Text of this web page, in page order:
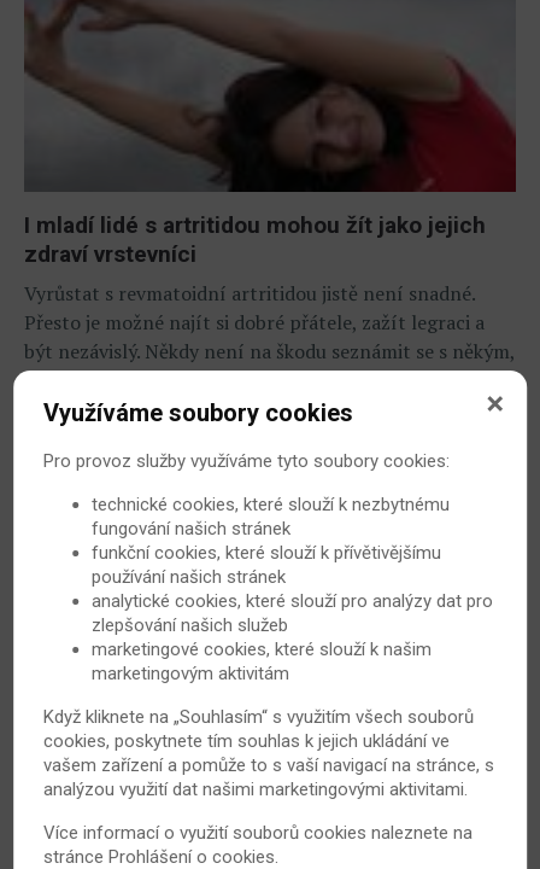
I mladí lidé s artritidou mohou žít jako jejich
zdraví vrstevníci
Vyrůstat s revmatoidní artritidou jistě není snadné.
Přesto je možné najít si dobré přátele, zažít legraci a
být nezávislý. Někdy není na škodu seznámit se s někým,
kdo žije se stejnou diagnózou, a potýká se tedy s
podobnými problémy. Přinášíme tipy, jak snáze bojovat
8. 1. 2011 Revmatoidní artritida
Správný řez aneb Když artritidu pomáhá léčit
chirurg
Základem léčby revmatoidní artritidy je bezesporu
Využíváme soubory cookies
Pro provoz služby využíváme tyto soubory cookies:
technické cookies, které slouží k nezbytnému
fungování našich stránek
funkční cookies, které slouží k přívětivějšímu
používání našich stránek
analytické cookies, které slouží pro analýzy dat pro
zlepšování našich služeb
marketingové cookies, které slouží k našim
marketingovým aktivitám
Když kliknete na „Souhlasím“ s využitím všech souborů
cookies, poskytnete tím souhlas k jejich ukládání ve
vašem zařízení a pomůže to s vaší navigací na stránce, s
analýzou využití dat našimi marketingovými aktivitami.
Více informací o využití souborů cookies naleznete na
stránceProhlášení o cookies.